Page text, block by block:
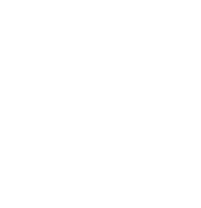
exterioare cu terasa la
contra unui depozit,